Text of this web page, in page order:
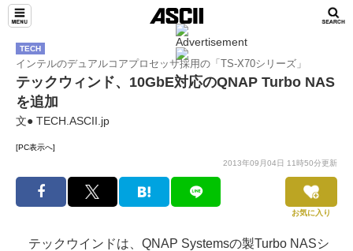
TECH
インテルのデュアルコアプロセッサ採用の「TS-X70シリーズ」
テックウィンド、10GbE対応のQNAP Turbo NAS
を追加
文● TECH.ASCII.jp
[PC表示へ]
2013年09月04日 11時50分更新
お気に入り
テックウインドは、QNAP Systemsの製Turbo NASシ